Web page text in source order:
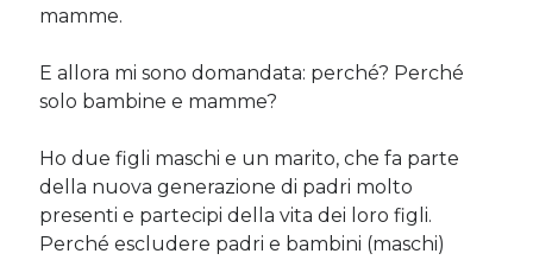
Cerca nel blog
Archivi
Archivi
mamme.
E allora mi sono domandata: perché? Perché
solo bambine e mamme?
Ho due figli maschi e un marito, che fa parte
della nuova generazione di padri molto
presenti e partecipi della vita dei loro figli.
Perché escludere padri e bambini (maschi)